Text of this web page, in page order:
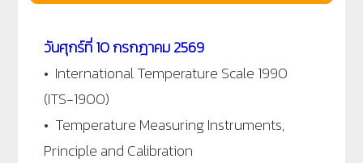
วันศุกร์ที่ 10 กรกฎาคม 2569
• International Temperature Scale 1990
(ITS-1900)
• Temperature Measuring Instruments,
Principle and Calibration